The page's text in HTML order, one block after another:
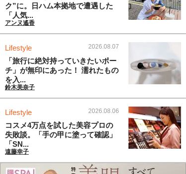
ク”に。日ハム本拠地で遭遇した
「人気...
アンヌ遙香
Lifestyle 2026.08.07
「旅行に絶対持っていきたいポー
チ」が無印にあった！ 濡れたもの
を入...
鈴木美奈子
Lifestyle 2026.08.06
コスメ4万点を試した美容プロの
失敗談。「手の甲に塗って確認」
「SN...
遠藤幸子